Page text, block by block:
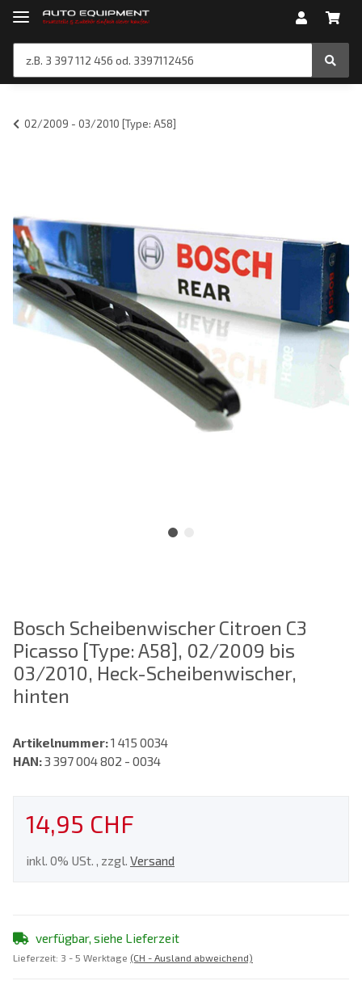
02/2009 - 03/2010 [Type: A58]
Bosch Scheibenwischer Citroen C3
Picasso [Type: A58], 02/2009 bis
03/2010, Heck-Scheibenwischer,
hinten
Artikelnummer:1 415 0034
HAN:3 397 004 802 - 0034
14,95 CHF
inkl. 0% USt. , zzgl. Versand
verfügbar, siehe Lieferzeit
Lieferzeit: 3 - 5 Werktage (CH - Ausland abweichend)